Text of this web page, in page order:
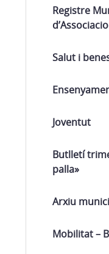
Registre
Salut i
Joventut
Butlletí
palla»
Arxiu
Mobilitat –